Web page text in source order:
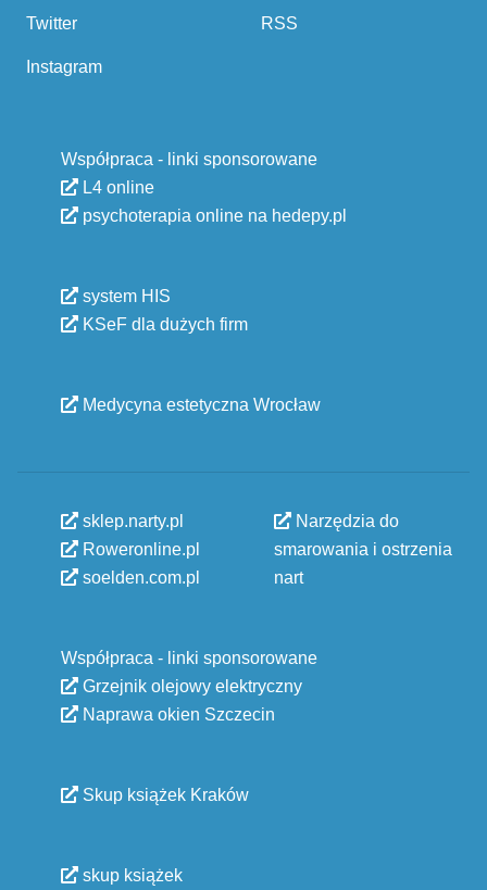
Twitter
Instagram
RSS
Współpraca - linki sponsorowane
L4 online
psychoterapia online na hedepy.pl
system HIS
KSeF dla dużych firm
Medycyna estetyczna Wrocław
sklep.narty.pl
Roweronline.pl
soelden.com.pl
Narzędzia do
smarowania i ostrzenia
nart
Współpraca - linki sponsorowane
Grzejnik olejowy elektryczny
Naprawa okien Szczecin
Skup książek Kraków
skup książek